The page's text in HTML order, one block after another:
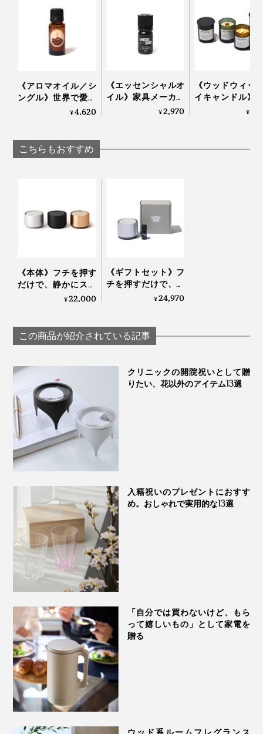
《アロマオイル／シ
ングル》世界で愛さ
れるタイのアロマブ
KARMAKAMET
¥4,620
《エッセンシャルオ
イル》家具メーカー
が独自の製法で抽
¥2,970
《ウッドウィッ
イキャンドル》
ストラリアの大
¥
こちらもおすすめ
《本体》フチを押す
だけで、静かにスイ
ッチON！水なし・
ザー 2」｜WEEK
END｜AROMA
¥22,000
《ギフトセット》フ
チを押すだけで、静
かにスイッチON！
ィフューザー本体＋
エッセンシャルオイ
AROMA DIFFUSER 2
¥24,970
この商品が紹介されている記事
クリニックの開院祝いとして贈
りたい、花以外のアイテム13選
入籍祝いのプレゼントにおすす
め。おしゃれで実用的な13選
「自分では買わないけど、もら
って嬉しいもの」として家電を
贈る